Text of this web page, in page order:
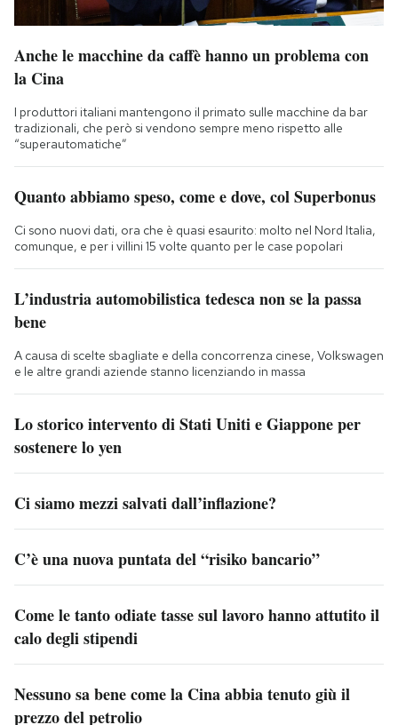
Anche le macchine da caffè hanno un problema con
la Cina
I produttori italiani mantengono il primato sulle macchine da bar
tradizionali, che però si vendono sempre meno rispetto alle
“superautomatiche”
Quanto abbiamo speso, come e dove, col Superbonus
Ci sono nuovi dati, ora che è quasi esaurito: molto nel Nord Italia,
comunque, e per i villini 15 volte quanto per le case popolari
L’industria automobilistica tedesca non se la passa
bene
A causa di scelte sbagliate e della concorrenza cinese, Volkswagen
e le altre grandi aziende stanno licenziando in massa
Lo storico intervento di Stati Uniti e Giappone per
sostenere lo yen
Ci siamo mezzi salvati dall’inflazione?
C’è una nuova puntata del “risiko bancario”
Come le tanto odiate tasse sul lavoro hanno attutito il
calo degli stipendi
Nessuno sa bene come la Cina abbia tenuto giù il
prezzo del petrolio